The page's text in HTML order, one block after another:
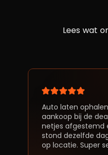
Lees wat
Auto laten
aankoop bij de
netjes afgestemd
stond dezelfde
op locatie. Super